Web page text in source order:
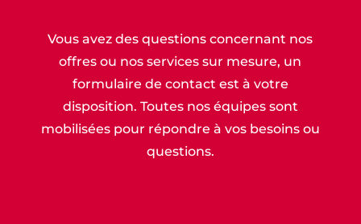
Vous avez des questions concernant nos
offres ou nos services sur mesure, un
formulaire de contact est à votre
disposition. Toutes nos équipes sont
mobilisées pour répondre à vos besoins ou
questions.